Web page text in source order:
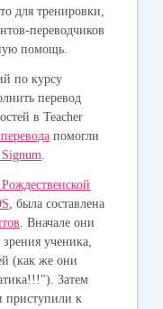
для тренировки,
переводчиков
помощь.
по курсу
перевод
в Teacher
помогли
, была составлена
. Вначале они
ученика,
(как же они
Затем
приступили к